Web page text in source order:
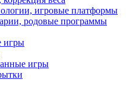
игровые платформы
родовые программы
игры
игры